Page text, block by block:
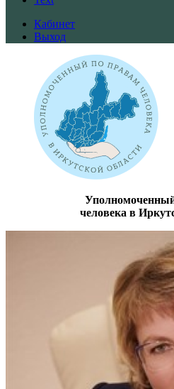
Кабинет
Выход
человека в